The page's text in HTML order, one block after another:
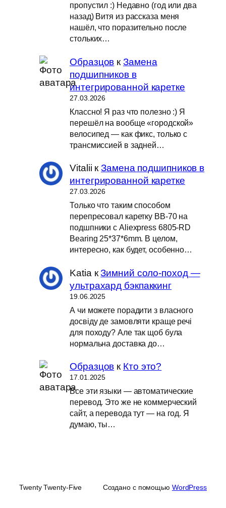
пропустил :) Недавно (год или два
назад) Витя из рассказа меня
нашёл, что поразительно после
стольких…
Образцов кЗамена
подшипников в
интегрированной каретке
27.03.2026
Классно! Я раз что полезно :) Я
перешёл на вообще «городской»
велосипед — как фикс, только с
трансмиссией в задней…
Vitalii кЗамена подшипников в
интегрированной каретке
27.03.2026
Только что таким способом
перепресовал каретку BB-70 на
подшпники с Aliexpress 6805-RD
Bearing 25*37*6mm. В целом,
интересно, как будет, особенно…
Katia кЗимний соло-поход —
ультрахард бэкпаккинг
19.06.2025
А чи можете порадити з власного
досвіду де замовляти краще речі
для походу? Але так щоб була
нормальна доставка до…
Образцов к Кто это?
17.01.2025
Все эти языки — автоматические
перевод. Это же не коммерческий
сайт, а перевода тут — на год. Я
думаю, ты…
Twenty Twenty-Five Создано с помощью WordPress